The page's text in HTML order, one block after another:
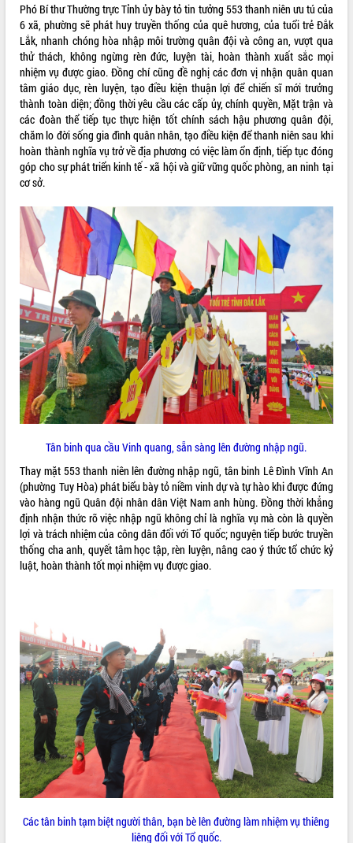
Họp báo thông tin về Hội nghị Công bố
Quy hoạch và Xúc tiến đầu tư tỉnh Đắk
Lắk
Khơi thông điểm nghẽn, đẩy nhanh
giải ngân vốn khắc phục thiên tai
HĐND tỉnh thông qua điều chỉnh Quy
hoạch tỉnh thời kỳ 2021-2030
Hội thảo góp ý hồ sơ điều chỉnh quy
hoạch tỉnh Đắk Lắk thời kỳ 2021-2030,
tầm nhìn đến năm 2050
doanh nghiệp nhà nước
Hội nghị triển khai kết nối mạng
truyền số liệu chuyên dùng phục vụ cơ
quan Đảng, Nhà nước
Lễ phát động chuỗi hoạt động chung
tay làm sạch môi trường
Xã Ea Kar bước chuyển mình trong
công tác cải cách hành chính mô hình
mới
UBND tỉnh họp báo định kỳ tháng 4
năm 2026
Hội thảo khoa học “Giải pháp thúc đẩy
phát triển nền kinh tế xanh tại tỉnh
Tăng cường giám sát, đôn đốc thực
hiện nhiệm vụ quản lý tài sản công
hàng tuần
Tháo gỡ những vướng mắc, đẩy mạnh
công tác cải cách thủ tục hành chính
tại Trung tâm Phục vụ hành chính
công tỉnh
Đắk Lắk: Tôn vinh 46 giải pháp tại Hội
về phát triển nuôi trồng thủy sản
Phó Chủ tịch UBND tỉnh Đắk Lắk
Trương Công Thái kiểm tra thực địa
Dự án cao tốc Khánh Hòa - Buôn Ma
Thuột
Định vị cà phê Việt Nam như một “di
sản sống” trong dòng chảy toàn cầu
Xây dựng nông thôn mới: Nâng cao đời
sống người dân từ những mô hình thiết
thực
Quyết liệt tháo gỡ vướng mắc, đẩy
trong Khu kinh tế Nam Phú Yên
Phó Bí thư Thường trực Tỉnh ủy bày tỏ tin tưởng 553 thanh niên ưu tú của
6 xã, phường sẽ phát huy truyền thống của quê hương, của tuổi trẻ Đắk
Lắk, nhanh chóng hòa nhập môi trường quân đội và công an, vượt qua
thử thách, không ngừng rèn đức, luyện tài, hoàn thành xuất sắc mọi
nhiệm vụ được giao. Đồng chí cũng đề nghị các đơn vị nhận quân quan
tâm giáo dục, rèn luyện, tạo điều kiện thuận lợi để chiến sĩ mới trưởng
thành toàn diện; đồng thời yêu cầu các cấp ủy, chính quyền, Mặt trận và
các đoàn thể tiếp tục thực hiện tốt chính sách hậu phương quân đội,
chăm lo đời sống gia đình quân nhân, tạo điều kiện để thanh niên sau khi
hoàn thành nghĩa vụ trở về địa phương có việc làm ổn định, tiếp tục đóng
góp cho sự phát triển kinh tế - xã hội và giữ vững quốc phòng, an ninh tại
cơ sở.
Tân binh qua cầu Vinh quang, sẵn sàng lên đường nhập ngũ.
Thay mặt 553 thanh niên lên đường nhập ngũ, tân binh Lê Đình Vĩnh An
(phường Tuy Hòa) phát biểu bày tỏ niềm vinh dự và tự hào khi được đứng
vào hàng ngũ Quân đội nhân dân Việt Nam anh hùng. Đồng thời khẳng
định nhận thức rõ việc nhập ngũ không chỉ là nghĩa vụ mà còn là quyền
lợi và trách nhiệm của công dân đối với Tổ quốc; nguyện tiếp bước truyền
thống cha anh, quyết tâm học tập, rèn luyện, nâng cao ý thức tổ chức kỷ
luật, hoàn thành tốt mọi nhiệm vụ được giao.
Các tân binh tạm biệt người thân, bạn bè lên đường làm nhiệm vụ thiêng
liêng đối với Tổ quốc.